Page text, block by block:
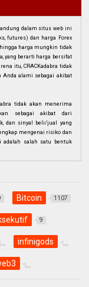
dalam situs web ini
futures) dan harga Forex
harga mungkin tidak
yang berarti harga bersifat
itu, CRACKadabra tidak
Anda alami sebagai akibat
tidak akan menerima
sebagai akibat dari
dan sinyal beli/jual yang
mengenai risiko dan
adalah salah satu bentuk
Bitcoin 1107
9
infinigods